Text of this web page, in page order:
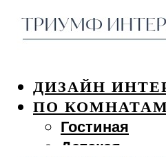
ДИЗАЙН
ПО
Гостиная
Детская